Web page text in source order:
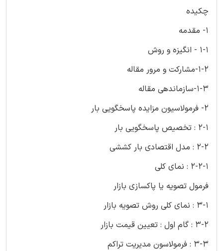
چکیده
1- مقدمه
1-1 - انگیزه و روش
1-2-مشارکت و مرور مقاله
1-3-سازماندهی مقاله
2- فرمولاسیون مزایده پاسخگویی بار
2-1 : تخصیص پاسخگویی بار
2-2 : مدل اقتصادی بار کششی
2-2-1 : نمای کلی
فرمول تصویه یا پاکسازی بازار
3-1 : نمای کلی روش تصویه بازار
3-2 : گام اول : تعیین قیمت بازار
3-3 : فرمولاسون مدیریت تراکم